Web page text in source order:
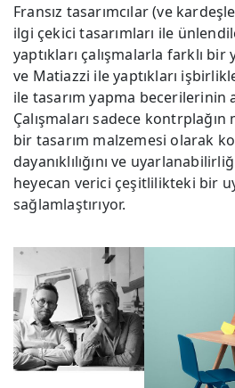
Fransız tasarımcılar (ve
ilgi çekici tasarımları ile
yaptıkları çalışmalarla farklı bir
ve Matiazzi ile yaptıkları
ile tasarım yapma becerilerinin
Çalışmaları sadece
bir tasarım malzemesi olarak
dayanıklılığını ve
heyecan verici çeşitlilikteki bir
sağlamlaştırıyor.